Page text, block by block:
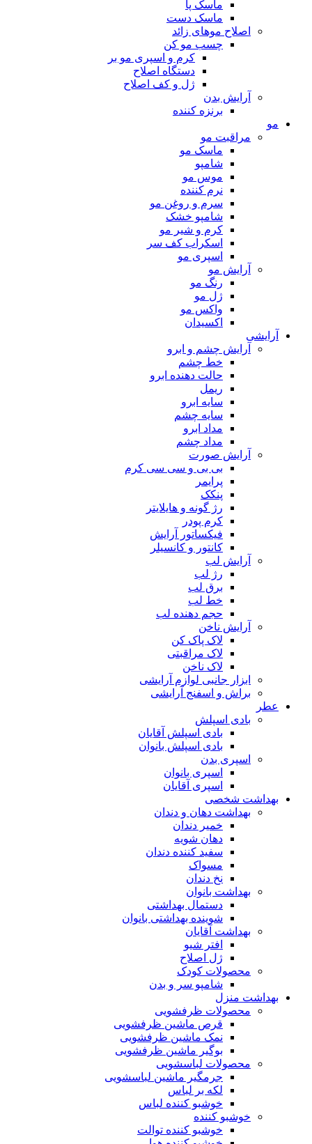
ماسک پا
ماسک دست
اصلاح موهای زائد
چسب مو کن
کرم و اسپری مو بر
دستگاه اصلاح
ژل و کف اصلاح
آرایش بدن
برنزه کننده
مو
مراقبت مو
ماسک مو
شامپو
موس مو
نرم کننده
سرم و روغن مو
شامپو خشک
کرم و شیر مو
اسکراب کف سر
اسپری مو
آرایش مو
رنگ مو
ژل مو
واکس مو
اکسیدان
آرایشی
آرایش چشم و ابرو
خط چشم
حالت دهنده ابرو
ریمل
سایه ابرو
سایه چشم
مداد ابرو
مداد چشم
آرایش صورت
بی بی و سی سی کرم
پرایمر
پنکک
رژ گونه و هایلایتر
کرم پودر
فیکساتور آرایش
کانتور و کانسیلر
آرایش لب
رژ لب
برق لب
خط لب
حجم دهنده لب
آرایش ناخن
لاک پاک کن
لاک مراقبتی
لاک ناخن
ابزار جانبی لوازم آرایشی
براش و اسفنج آرایشی
عطر
بادی اسپلش
بادی اسپلش آقایان
بادی اسپلش بانوان
اسپری بدن
اسپری بانوان
اسپری آقایان
بهداشت شخصی
بهداشت دهان و دندان
خمیر دندان
دهان شویه
سفید کننده دندان
مسواک
نخ دندان
بهداشت بانوان
دستمال بهداشتی
شوینده بهداشتی بانوان
بهداشت آقایان
افتر شیو
ژل اصلاح
محصولات کودک
شامپو سر و بدن
بهداشت منزل
محصولات ظرفشویی
قرص ماشین ظرفشویی
نمک ماشین ظرفشویی
بوگیر ماشین ظرفشویی
محصولات لباسشویی
جرمگیر ماشین لباسشویی
لکه بر لباس
خوشبو کننده لباس
خوشبو کننده
خوشبو کننده توالت